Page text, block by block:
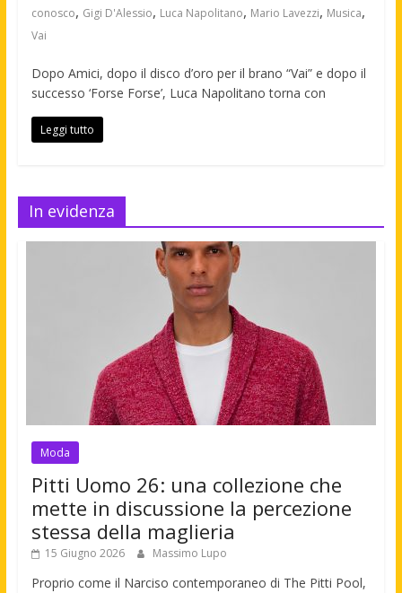
conosco, Gigi D'Alessio, Luca Napolitano, Mario Lavezzi, Musica,
Vai
Dopo Amici, dopo il disco d’oro per il brano “Vai” e dopo il
successo ‘Forse Forse’, Luca Napolitano torna con
Leggi tutto
In evidenza
Moda
Pitti Uomo 26: una collezione che
mette in discussione la percezione
stessa della maglieria
15 Giugno 2026 Massimo Lupo
Proprio come il Narciso contemporaneo di The Pitti Pool,